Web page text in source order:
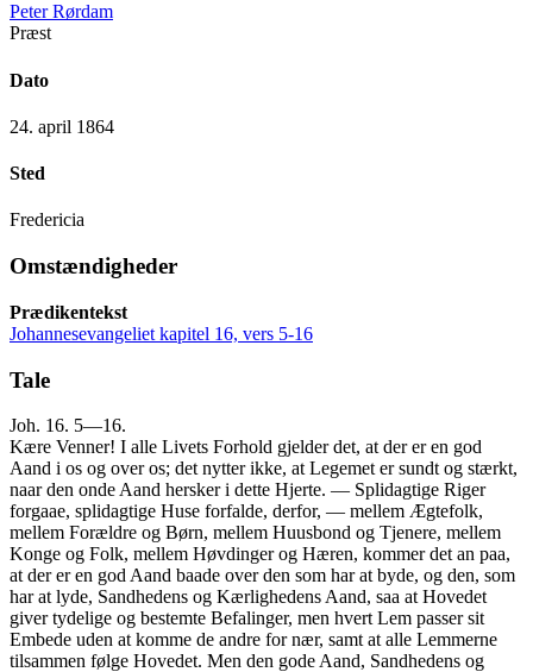
Peter Rørdam
Præst
Dato
24. april 1864
Sted
Fredericia
Omstændigheder
Prædikentekst
Johannesevangeliet kapitel 16, vers 5-16
Tale
Joh. 16. 5—16.
Kære Venner! I alle Livets Forhold gjelder det, at der er en god
Aand i os og over os; det nytter ikke, at Legemet er sundt og stærkt,
naar den onde Aand hersker i dette Hjerte. — Splidagtige Riger
forgaae, splidagtige Huse forfalde, derfor, — mellem Ægtefolk,
mellem Forældre og Børn, mellem Huusbond og Tjenere, mellem
Konge og Folk, mellem Høvdinger og Hæren, kommer det an paa,
at der er en god Aand baade over den som har at byde, og den, som
har at lyde, Sandhedens og Kærlighedens Aand, saa at Hovedet
giver tydelige og bestemte Befalinger, men hvert Lem passer sit
Embede uden at komme de andre for nær, samt at alle Lemmerne
tilsammen følge Hovedet. Men den gode Aand, Sandhedens og